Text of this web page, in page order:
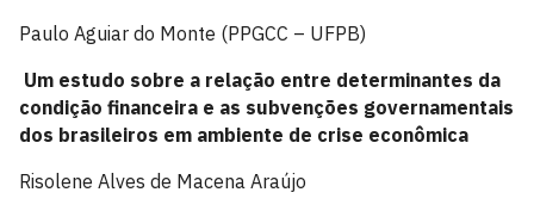
Paulo Aguiar do Monte (PPGCC – UFPB)
Um estudo sobre a relação entre determinantes da
condição financeira e as subvenções governamentais
dos brasileiros em ambiente de crise econômica
Risolene Alves de Macena Araújo